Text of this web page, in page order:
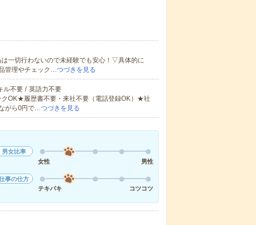
一切行わないので未経験でも安心！▽具体的に
管理やチェック…つづきを見る
ル不要 / 英語力不要
OK★履歴書不要・来社不要（電話登録OK）★社
がら0円で…つづきを見る
男女比率
女性
男性
事の仕方
テキパキ
コツコツ